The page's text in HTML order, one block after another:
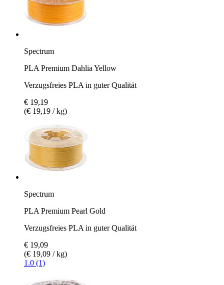
Spectrum
PLA Premium Dahlia Yellow
Verzugsfreies PLA in guter Qualität
€ 19,19
(€ 19,19 / kg)
Spectrum
PLA Premium Pearl Gold
Verzugsfreies PLA in guter Qualität
€ 19,09
(€ 19,09 / kg)
1.0 (1)